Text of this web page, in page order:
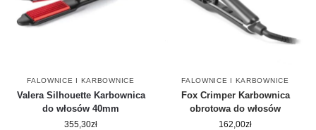
FALOWNICE I KARBOWNICE
Valera Silhouette Karbownica
do włosów 40mm
355,30zł
FALOWNICE I KARBOWNICE
Fox Crimper Karbownica
obrotowa do włosów
162,00zł